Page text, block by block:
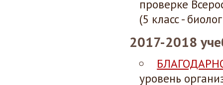
проверке
(5 класс -
2017-2018
уровень